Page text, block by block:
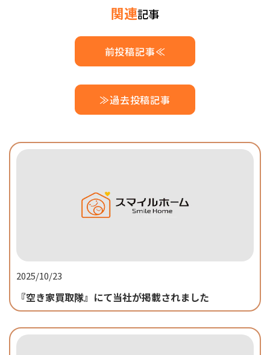
関連記事
前投稿記事≪
≫過去投稿記事
2025/10/23
『空き家買取隊』にて当社が掲載されました